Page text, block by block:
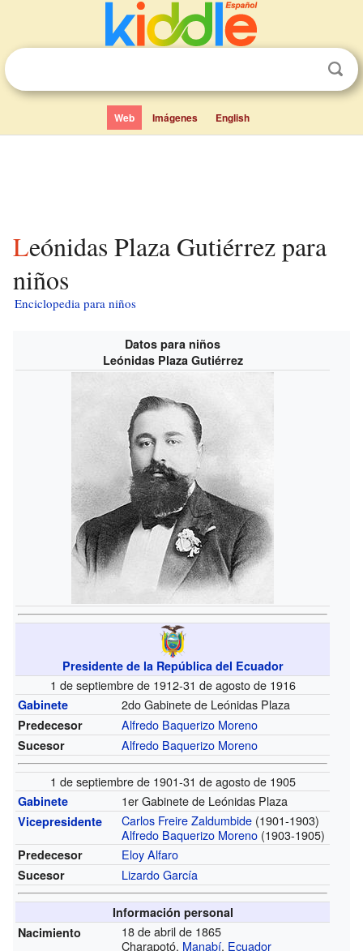
Web Imágenes English
Leónidas Plaza Gutiérrez para
niños
Enciclopedia para niños
Datos para niños
Leónidas Plaza Gutiérrez
Presidente de la República del Ecuador
1 de septiembre de 1912-31 de agosto de 1916
Gabinete 2do Gabinete de Leónidas Plaza
Predecesor Alfredo Baquerizo Moreno
Sucesor Alfredo Baquerizo Moreno
1 de septiembre de 1901-31 de agosto de 1905
Gabinete 1er Gabinete de Leónidas Plaza
Vicepresidente Carlos Freire Zaldumbide (1901-1903)
Alfredo Baquerizo Moreno (1903-1905)
Predecesor Eloy Alfaro
Sucesor Lizardo García
Información personal
Nacimiento
18 de abril de 1865
Charapotó, Manabí, Ecuador